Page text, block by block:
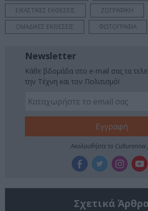
ΕΙΚΑΣΤΙΚΕΣ ΕΚΘΕΣΕΙΣ ΖΩΓΡΑΦΙΚΗ
ΟΜΑΔΙΚΕΣ ΕΚΘΕΣΕΙΣ
ΦΩΤΟΓΡΑΦΙΑ
Newsletter
Κάθε βδομάδα στο e-mail σας τα
την Τέχνη και τον Πολιτισμό!
Ακολουθήστε το
Σχετικά